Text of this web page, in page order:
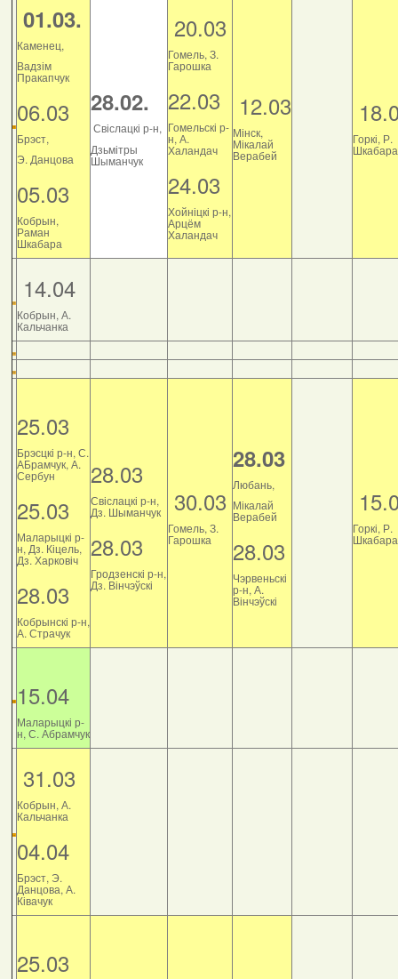
01.03.
Каменец,
Вадзім
Пракапчук
06.03
Брэст,
Э. Данцова
05.03
Кобрын,
Раман
Шкабара
28.02.
Свіслацкі р-н,
Дзьмітры
Шыманчук
20.03
Гомель, З.
Гарошка
22.03
Гомельскі р-
н, А.
Халандач
24.03
Хойніцкі р-н,
Арцём
Халандач
12.03
Мінск,
Мікалай
Верабей
Горкі, Р.
Шкабара
14.04
Кобрын, А.
Кальчанка
25.03
Брэсцкі р-н, С.
АБрамчук, А.
Сербун
25.03
Маларыцкі р-
н, Дз. Кіцель,
Дз. Харковіч
28.03
Кобрынскі р-н,
А. Страчук
28.03
Свіслацкі р-н,
Дз. Шыманчук
28.03
Гродзенскі р-н,
Дз. Вінчэўскі
30.03
Гомель, З.
Гарошка
28.03
Любань,
Мікалай
Верабей
28.03
Чэрвеньскі
р-н, А.
Вінчэўскі
Горкі, Р.
Шкабара
15.04
Маларыцкі р-
н, С. Абрамчук
31.03
Кобрын, А.
Кальчанка
04.04
Брэст, Э.
Данцова, А.
Ківачук
25.03